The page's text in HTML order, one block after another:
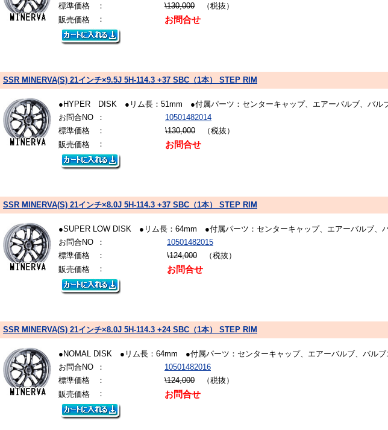
標準価格
： \130,000 （税抜）
販売価格
： お問合せ
SSR MINERVA(S) 21インチ×9.5J 5H-114.3 +37 SBC（1本） STEP RIM
●HYPER DISK ●リム長：51mm ●付属パーツ：センターキャップ、エアーバルブ、バル
お問合NO
：
10501482014
標準価格
： \130,000 （税抜）
販売価格
： お問合せ
SSR MINERVA(S) 21インチ×8.0J 5H-114.3 +37 SBC（1本） STEP RIM
●SUPER LOW DISK ●リム長：64mm ●付属パーツ：センターキャップ、エアーバルブ、
お問合NO
：
10501482015
標準価格
： \124,000 （税抜）
販売価格
： お問合せ
SSR MINERVA(S) 21インチ×8.0J 5H-114.3 +24 SBC（1本） STEP RIM
●NOMAL DISK ●リム長：64mm ●付属パーツ：センターキャップ、エアーバルブ、バル
お問合NO
：
10501482016
標準価格
： \124,000 （税抜）
販売価格
： お問合せ